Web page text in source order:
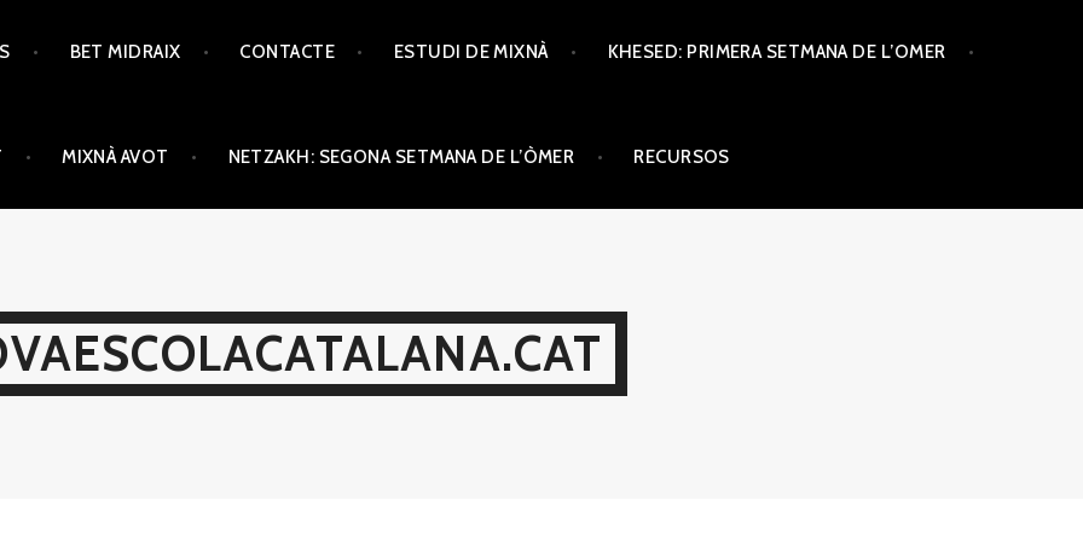
BET MIDRAIX CONTACTE ESTUDI DE MIXNÀ KHESED: PRIMERA SETMANA DE L’OMER
MIXNÀ AVOT NETZAKH: SEGONA SETMANA DE L’ÒMER RECURSOS